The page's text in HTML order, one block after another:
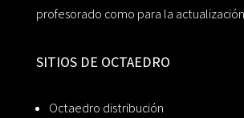
profesorado como para la
SITIOS DE OCTAEDRO
Octaedro distribución